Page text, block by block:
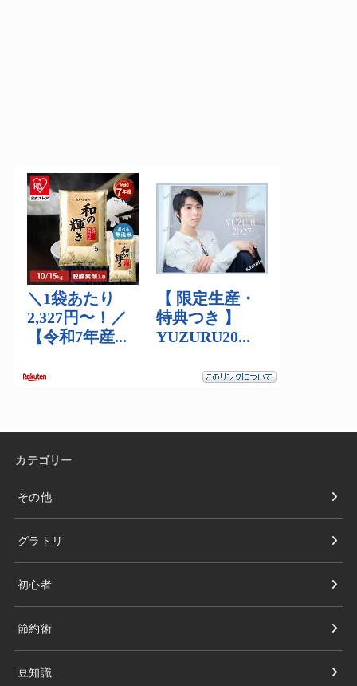
カテゴリー
その他
グラトリ
初心者
節約術
豆知識